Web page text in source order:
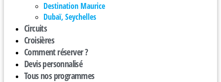
Destination Maurice
Dubaï, Seychelles
Circuits
Croisières
Comment réserver ?
Devis personnalisé
Tous nos programmes